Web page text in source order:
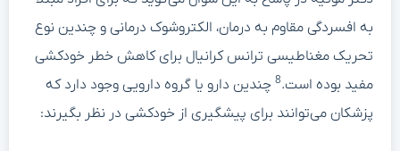
به افسردگی مقاوم به درمان، الکتروشوک درمانی و چندین نوع
تحریک مغناطیسی ترانس کرانیال برای کاهش خطر خودکشی
مفید بوده است.8 چندین دارو یا گروه دارویی وجود دارد که
پزشکان می‌توانند برای پیشگیری از خودکشی در نظر بگیرند: